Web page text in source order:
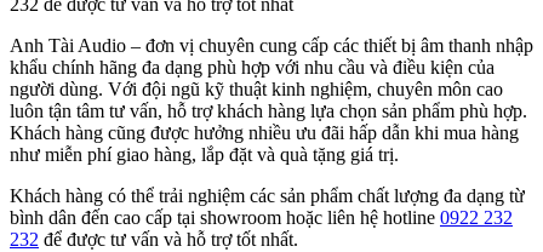
232 để được tư vấn và hỗ trợ tốt nhất
Anh Tài Audio – đơn vị chuyên cung cấp các thiết bị âm thanh nhập
khẩu chính hãng đa dạng phù hợp với nhu cầu và điều kiện của
người dùng. Với đội ngũ kỹ thuật kinh nghiệm, chuyên môn cao
luôn tận tâm tư vấn, hỗ trợ khách hàng lựa chọn sản phẩm phù hợp.
Khách hàng cũng được hưởng nhiều ưu đãi hấp dẫn khi mua hàng
như miễn phí giao hàng, lắp đặt và quà tặng giá trị.
Khách hàng có thể trải nghiệm các sản phẩm chất lượng đa dạng từ
bình dân đến cao cấp tại showroom hoặc liên hệ hotline 0922 232
232 để được tư vấn và hỗ trợ tốt nhất.